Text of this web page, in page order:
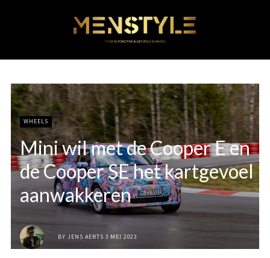
WHEELS
Mini wil met de Cooper E en
de Cooper SE het kartgevoel
aanwakkeren
BY JENS AERTS 3 MEI 2023